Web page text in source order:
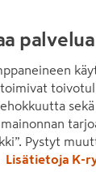
Pystyt
Lisätietoja K-